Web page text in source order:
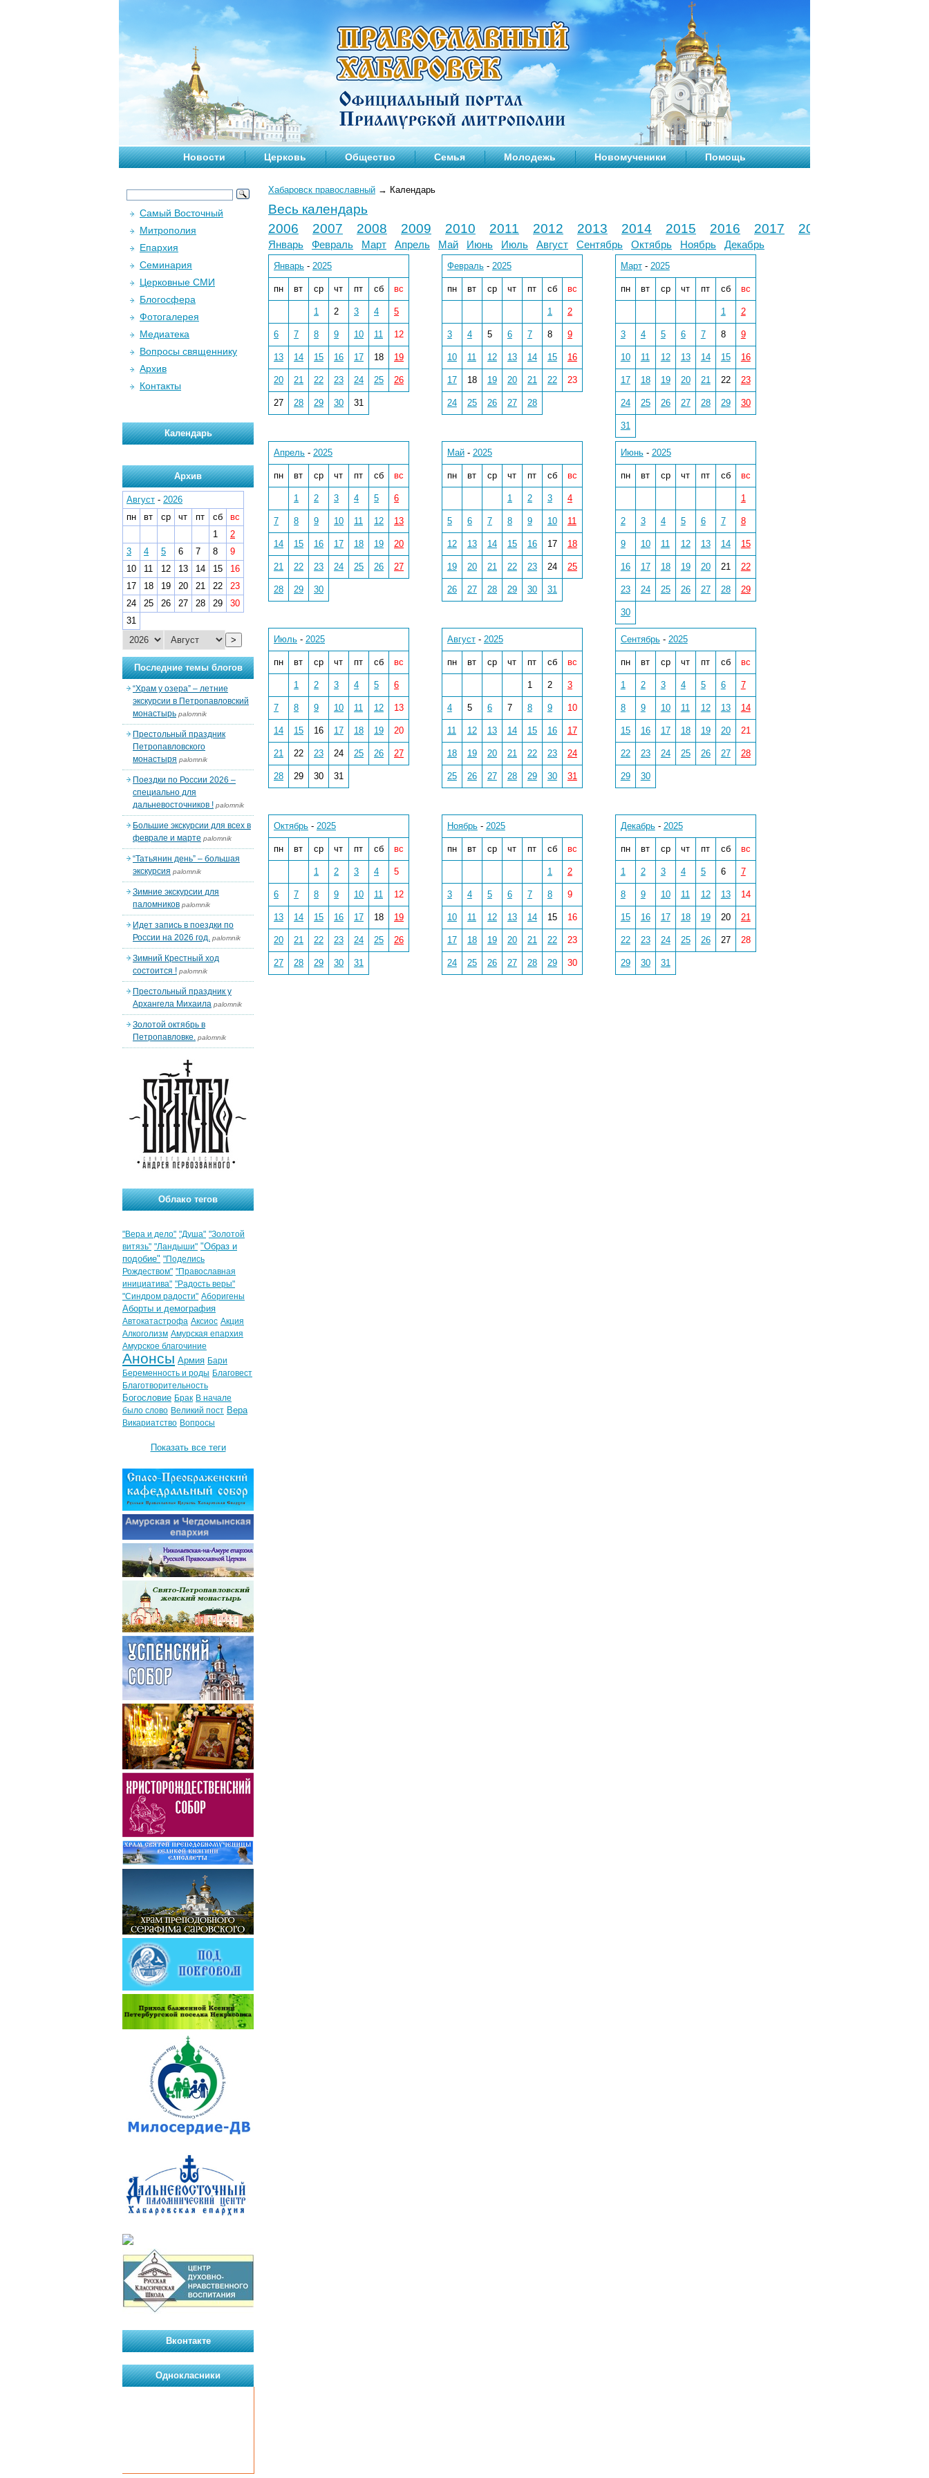
Новости Церковь Общество Семья Молодежь Новомученики Помощь
Хабаровск православный → Календарь
Весь календарь
2006
2007 2008 2009 2010 2011 2012 2013 2014 2015 2016 2017 2018
Январь Февраль Март Апрель Май Июнь Июль Август Сентябрь Октябрь Ноябрь Декабрь
Январь - 2025
пн вт ср чт пт сб вс
1 2 3 4 5
6 7 8 9 10 11 12
13 14 15 16 17 18 19
20 21 22 23 24 25 26
27 28 29 30 31
Февраль- 2025
пн вт ср чт пт сб вс
1 2
3 4 5 6 7 8 9
10 11 12 13 14 15 16
17 18 19 20 21 22 23
24 25 26 27 28
Март- 2025
пн вт ср чт пт сб вс
1 2
3 4 5 6 7 8 9
10 11 12 13 14 15 16
17 18 19 20 21 22 23
24 25 26 27 28 29 30
31
Апрель - 2025
пн вт ср чт пт сб вс
1 2 3 4 5 6
7 8 9 10 11 12 13
14 15 16 17 18 19 20
21 22 23 24 25 26 27
28 29 30
Май- 2025
пн вт ср чт пт сб вс
1 2 3 4
5 6 7 8 9 10 11
12 13 14 15 16 17 18
19 20 21 22 23 24 25
26 27 28 29 30 31
Июнь- 2025
пн вт ср чт пт сб вс
1
2 3 4 5 6 7 8
9 10 11 12 13 14 15
16 17 18 19 20 21 22
23 24 25 26 27 28 29
30
Июль - 2025
пн вт ср чт пт сб вс
1 2 3 4 5 6
7 8 9 10 11 12 13
14 15 16 17 18 19 20
21 22 23 24 25 26 27
28 29 30 31
Август- 2025
пн вт ср чт пт сб вс
1 2 3
4 5 6 7 8 9 10
11 12 13 14 15 16 17
18 19 20 21 22 23 24
25 26 27 28 29 30 31
Сентябрь- 2025
пн вт ср чт пт сб вс
1 2 3 4 5 6 7
8 9 10 11 12 13 14
15 16 17 18 19 20 21
22 23 24 25 26 27 28
29 30
Октябрь - 2025
пн вт ср чт пт сб вс
1 2 3 4 5
6 7 8 9 10 11 12
13 14 15 16 17 18 19
20 21 22 23 24 25 26
27 28 29 30 31
Ноябрь- 2025
пн вт ср чт пт сб вс
1 2
3 4 5 6 7 8 9
10 11 12 13 14 15 16
17 18 19 20 21 22 23
24 25 26 27 28 29 30
Декабрь- 2025
пн вт ср чт пт сб вс
1 2 3 4 5 6 7
8 9 10 11 12 13 14
15 16 17 18 19 20 21
22 23 24 25 26 27 28
29 30 31
Самый Восточный
Митрополия
Епархия
Семинария
Церковные СМИ
Блогосфера
Фотогалерея
Медиатека
Вопросы священнику
Архив
Контакты
Календарь
Архив
Август - 2026
пн
вт ср чт пт сб
вс
1
2
3
4 5 6 7 8
9
10
11 12 13 14 15
16
17
18 19 20 21 22
23
24
25 26 27 28 29
30
31
>
Последние темы блогов
“Храм у озера” – летние
экскурсии в Петропавловский
монастырь palomnik
Престольный праздник
Петропавловского
монастыря palomnik
Поездки по России 2026 –
специально для
дальневосточников ! palomnik
Большие экскурсии для всех в
феврале и марте palomnik
“Татьянин день” – большая
экскурсия palomnik
Зимние экскурсии для
паломников palomnik
Идет запись в поездки по
России на 2026 год. palomnik
Зимний Крестный ход
состоится ! palomnik
Престольный праздник у
Архангела Михаила palomnik
Золотой октябрь в
Петропавловке. palomnik
Облако тегов
"Вера и дело" "Душа" "Золотой
витязь" "Ландыши" "Образ и
подобие" "Поделись
Рождеством" "Православная
инициатива" "Радость веры"
"Синдром радости" Аборигены
Аборты и демография
Автокатастрофа Аксиос Акция
Алкоголизм Амурская епархия
Амурское благочиние
Анонсы Армия Бари
Беременность и роды Благовест
Благотворительность
Богословие Брак В начале
было слово Великий пост Вера
Викариатство Вопросы
Показать все теги
Вконтакте
Однокласники